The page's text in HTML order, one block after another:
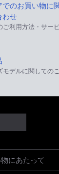
でのお買い物に
わせ
ご利用方法・サー
モデルに関しての
にあたって